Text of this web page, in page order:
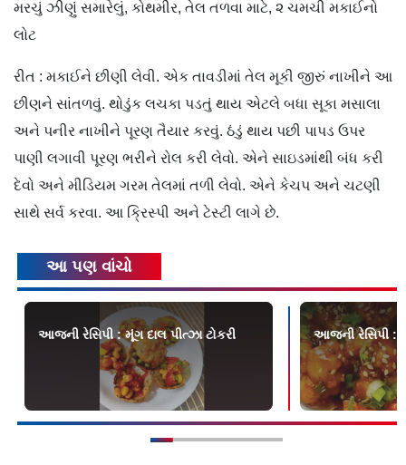
મરચું ઝીણું સમારેલું, કોથમીર, તેલ તળવા માટે, ૨ ચમચી મકાઈનો
લોટ
રીત : મકાઈને છીણી લેવી. એક તાવડીમાં તેલ મૂકી જીરું નાખીને આ
છીણને સાંતળવું. થોડુંક લચકા પડતું થાય એટલે બધા સૂકા મસાલા
અને પનીર નાખીને પૂરણ તૈયાર કરવું. ઠંડું થાય પછી પાપડ ઉપર
પાણી લગાવી પૂરણ ભરીને રોલ કરી લેવો. એને સાઇડમાંથી બંધ કરી
દેવો અને મીડિયમ ગરમ તેલમાં તળી લેવો. એને કેચપ અને ચટણી
સાથે સર્વ કરવા. આ ક્રિસ્પી અને ટેસ્ટી લાગે છે.
આ પણ વાંચો
આજની રેસિપી : મૂંગ દાલ પીત્ઝા ટોકરી આજની રેસિપી :